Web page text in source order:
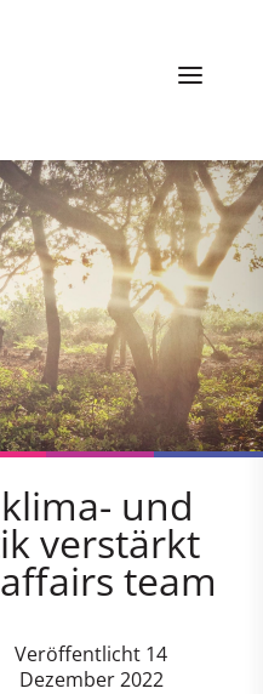
und
verstärkt
team
Veröffentlicht 14
Dezember 2022